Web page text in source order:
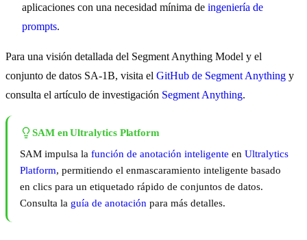
aplicaciones con una necesidad mínima de ingeniería de
prompts.
Para una visión detallada del Segment Anything Model y el
conjunto de datos SA-1B, visita el GitHub de Segment Anything y
consulta el artículo de investigación Segment Anything.
SAM en Ultralytics Platform
SAM impulsa la función de anotación inteligente en Ultralytics
Platform, permitiendo el enmascaramiento inteligente basado
en clics para un etiquetado rápido de conjuntos de datos.
Consulta la guía de anotación para más detalles.